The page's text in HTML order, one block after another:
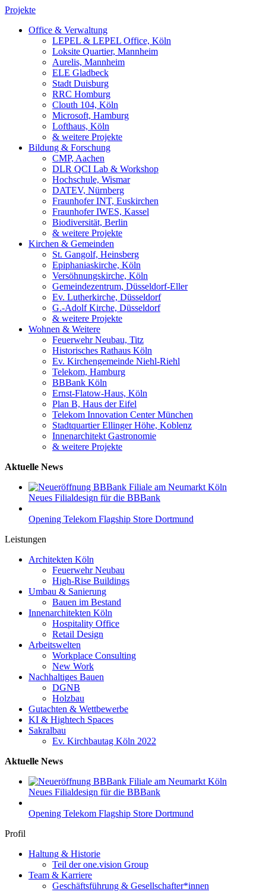
Projekte
Office & Verwaltung
LEPEL & LEPEL Office, Köln
Loksite Quartier, Mannheim
Aurelis, Mannheim
ELE Gladbeck
Stadt Duisburg
RRC Homburg
Clouth 104, Köln
Microsoft, Hamburg
Lofthaus, Köln
& weitere Projekte
Bildung & Forschung
CMP, Aachen
DLR QCI Lab & Workshop
Hochschule, Wismar
DATEV, Nürnberg
Fraunhofer INT, Euskirchen
Fraunhofer IWES, Kassel
Biodiversität, Berlin
& weitere Projekte
Kirchen & Gemeinden
St. Gangolf, Heinsberg
Epiphaniaskirche, Köln
Versöhnungskirche, Köln
Gemeindezentrum, Düsseldorf-Eller
Ev. Lutherkirche, Düsseldorf
G.-Adolf Kirche, Düsseldorf
& weitere Projekte
Wohnen & Weitere
Feuerwehr Neubau, Titz
Historisches Rathaus Köln
Ev. Kirchengemeinde Niehl-Riehl
Telekom, Hamburg
BBBank Köln
Ernst-Flatow-Haus, Köln
Plan B, Haus der Eifel
Telekom Innovation Center München
Stadtquartier Ellinger Höhe, Koblenz
Innenarchitekt Gastronomie
& weitere Projekte
Aktuelle News
Neues Filialdesign für die BBBank
Opening Telekom Flagship Store Dortmund
Leistungen
Architekten Köln
Feuerwehr Neubau
High-Rise Buildings
Umbau & Sanierung
Bauen im Bestand
Innenarchitekten Köln
Hospitality Office
Retail Design
Arbeitswelten
Workplace Consulting
New Work
Nachhaltiges Bauen
DGNB
Holzbau
Gutachten & Wettbewerbe
KI & Hightech Spaces
Sakralbau
Ev. Kirchbautag Köln 2022
Aktuelle News
Neues Filialdesign für die BBBank
Opening Telekom Flagship Store Dortmund
Profil
Haltung & Historie
Teil der one.vision Group
Team & Karriere
Geschäftsführung & Gesellschafter*innen